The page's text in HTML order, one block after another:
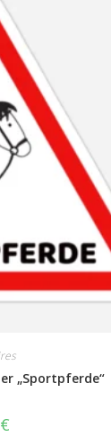
„Sportpferde“
€